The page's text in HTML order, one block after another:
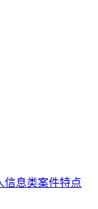
信息类案件特点